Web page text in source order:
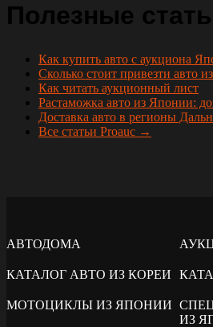
Полезные
Как купить авто с аукциона
Сколько стоит привезти авто
Как читать аукционный лист
Растаможка авто из Японии:
Доставка авто в регионы
Все статьи Proauc →
АВТОДОМА
КАТАЛОГ АВТО ИЗ КОРЕИ
МОТОЦИКЛЫ ИЗ ЯПОНИИ
ИЗ